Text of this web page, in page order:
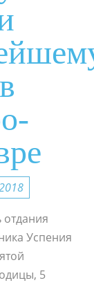
отдания
Успения
5